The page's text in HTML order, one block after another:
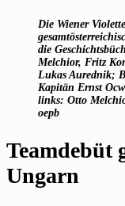
Die Wiener
die
Melchior, Fritz
Lukas Aurednik;
Kapitän Ernst
links: Otto
oepb
Teamdebüt
Ungarn